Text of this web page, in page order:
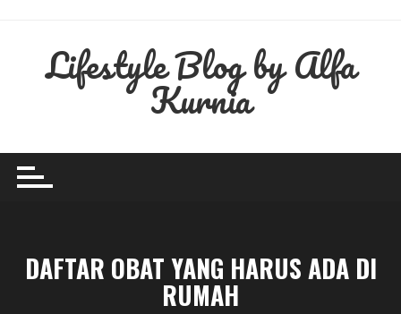
contentLifestyle Blog by Alfa
Kurnia
DAFTAR OBAT YANG HARUS ADA DI
RUMAH